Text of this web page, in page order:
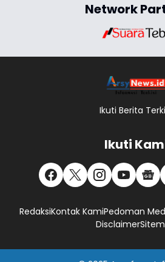
Network
Ikuti Berita
Ikuti
RedaksiKontak KamiPedoman
Disclaimer